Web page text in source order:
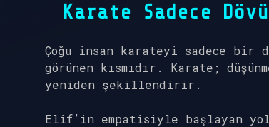
Karate Sadece
Çoğu insan karateyi sadece bir
görünen kısmıdır. Karate;
yeniden şekillendirir.
Elif’in empatisiyle başlayan